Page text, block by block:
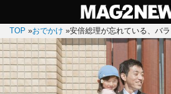
TOP »おでかけ »安倍総理が忘れている、バ